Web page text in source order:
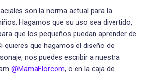
son la norma actual para la
Hagamos que su uso sea divertido,
que los pequeños puedan aprender de
quieres que hagamos el diseño de
nos puedes escribir a nuestra
@MamaFlorcom, o en la caja de